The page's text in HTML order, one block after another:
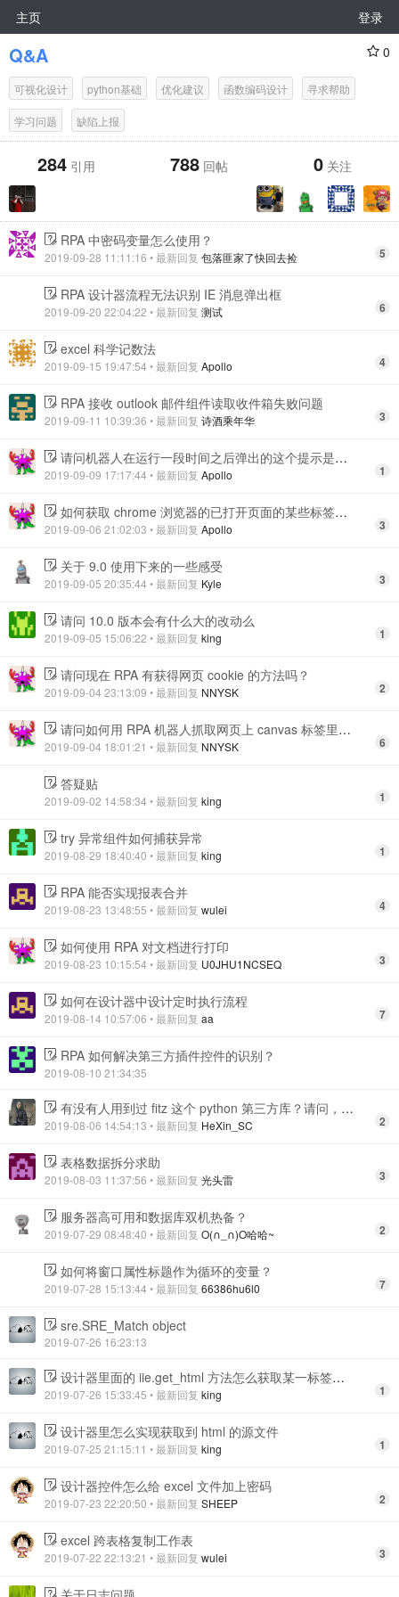
主页 登录
Q&A 0
可视化设计 python基础 优化建议 函数编码设计 寻求帮助
学习问题 缺陷上报
284 引用 788 回帖 0 关注
RPA 中密码变量怎么使用？
2019-09-28 11:11:16 • 最新回复 包落匪家了快回去捡 5
RPA 设计器流程无法识别 IE 消息弹出框
2019-09-20 22:04:22 • 最新回复 测试 6
excel 科学记数法
2019-09-15 19:47:54 • 最新回复 Apollo 4
RPA 接收 outlook 邮件组件读取收件箱失败问题
2019-09-11 10:39:36 • 最新回复 诗酒乘年华 3
请问机器人在运行一段时间之后弹出的这个提示是什么原因？
2019-09-09 17:17:44 • 最新回复 Apollo 1
如何获取 chrome 浏览器的已打开页面的某些标签属性？
2019-09-06 21:02:03 • 最新回复 Apollo 3
关于 9.0 使用下来的一些感受
2019-09-05 20:35:44 • 最新回复 Kyle 3
请问 10.0 版本会有什么大的改动么
2019-09-05 15:06:22 • 最新回复 king 1
请问现在 RPA 有获得网页 cookie 的方法吗？
2019-09-04 23:13:09 • 最新回复 NNYSK 2
请问如何用 RPA 机器人抓取网页上 canvas 标签里的数据
2019-09-04 18:01:21 • 最新回复 NNYSK 6
答疑贴
2019-09-02 14:58:34 • 最新回复 king 1
try 异常组件如何捕获异常
2019-08-29 18:40:40 • 最新回复 king 1
RPA 能否实现报表合并
2019-08-23 13:48:55 • 最新回复 wulei 4
如何使用 RPA 对文档进行打印
2019-08-23 10:15:54 • 最新回复 U0JHU1NCSEQ 3
如何在设计器中设计定时执行流程
2019-08-14 10:57:06 • 最新回复 aa 7
RPA 如何解决第三方插件控件的识别？
2019-08-10 21:34:35
有没有人用到过 fitz 这个 python 第三方库？请问，这个库现在为什么添加不上？？
2019-08-06 14:54:13 • 最新回复 HeXin_SC 2
表格数据拆分求助
2019-08-03 11:37:56 • 最新回复 光头雷 3
服务器高可用和数据库双机热备？
2019-07-29 08:48:40 • 最新回复 O(∩_∩)O哈哈~ 2
如何将窗口属性标题作为循环的变量？
2019-07-28 15:13:44 • 最新回复 66386hu6l0 7
sre.SRE_Match object
2019-07-26 16:23:13
设计器里面的 iie.get_html 方法怎么获取某一标签项下的所有元素？
2019-07-26 15:33:45 • 最新回复 king 1
设计器里怎么实现获取到 html 的源文件
2019-07-25 21:15:11 • 最新回复 king 1
设计器控件怎么给 excel 文件加上密码
2019-07-23 22:20:50 • 最新回复 SHEEP 2
excel 跨表格复制工作表
2019-07-22 22:13:21 • 最新回复 wulei 3